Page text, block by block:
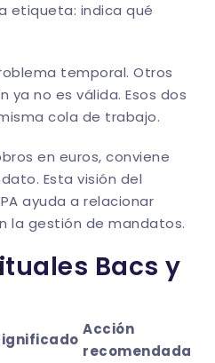
etiqueta: indica qué
temporal. Otros
ya no es válida. Esos dos
cola de trabajo.
en euros, conviene
Esta visión del
ayuda a relacionar
la gestión de mandatos.
Bacs y
Acción
recomendada